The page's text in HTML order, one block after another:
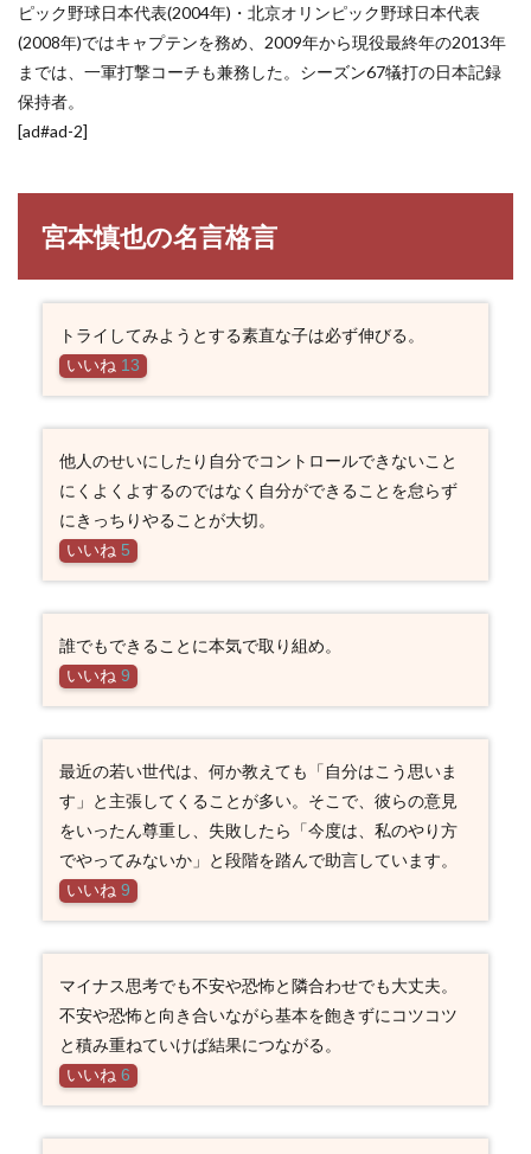
ピック野球日本代表(2004年)・北京オリンピック野球日本代表
(2008年)ではキャプテンを務め、2009年から現役最終年の2013年
までは、一軍打撃コーチも兼務した。シーズン67犠打の日本記録
保持者。
[ad#ad-2]
宮本慎也の名言格言
トライしてみようとする素直な子は必ず伸びる。
いいね 13
他人のせいにしたり自分でコントロールできないこと
にくよくよするのではなく自分ができることを怠らず
にきっちりやることが大切。
いいね 5
誰でもできることに本気で取り組め。
いいね 9
最近の若い世代は、何か教えても「自分はこう思いま
す」と主張してくることが多い。そこで、彼らの意見
をいったん尊重し、失敗したら「今度は、私のやり方
でやってみないか」と段階を踏んで助言しています。
いいね 9
マイナス思考でも不安や恐怖と隣合わせでも大丈夫。
不安や恐怖と向き合いながら基本を飽きずにコツコツ
と積み重ねていけば結果につながる。
いいね 6